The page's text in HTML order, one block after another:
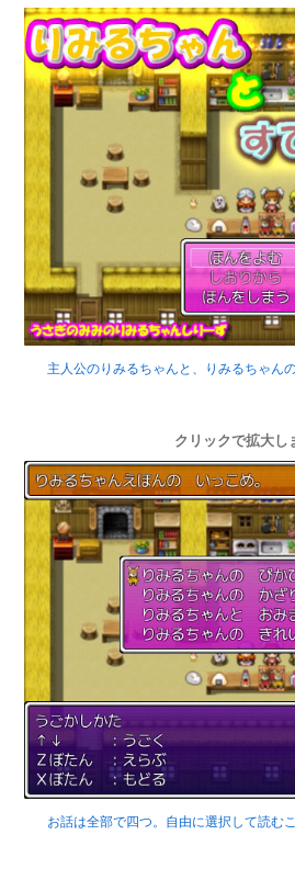
主人公のりみるちゃんと、りみるちゃん
クリックで拡大し
お話は全部で四つ。自由に選択して読む